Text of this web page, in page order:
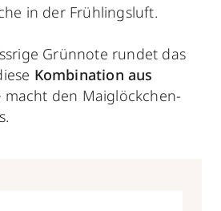
in der Frühlingsluft.
Grünnote rundet das
Kombination aus
macht den Maiglöckchen-